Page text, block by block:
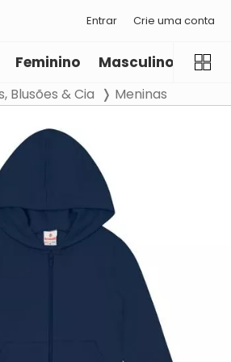
Entrar Crie uma conta
Feminino Masculino
Blusões & Cia Meninas